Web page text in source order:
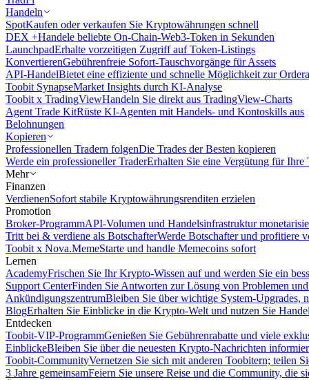
Handeln
SpotKaufen oder verkaufen Sie Kryptowährungen schnell
DEX +Handele beliebte On-Chain-Web3-Token in Sekunden
LaunchpadErhalte vorzeitigen Zugriff auf Token-Listings
KonvertierenGebührenfreie Sofort-Tauschvorgänge für Assets
API-HandelBietet eine effiziente und schnelle Möglichkeit zur
Toobit SynapseMarket Insights durch KI-Analyse
Toobit x TradingViewHandeln Sie direkt aus TradingView-Charts
Agent Trade KitRüste KI-Agenten mit Handels- und Kontoskills aus
Belohnungen
Kopieren
Professionellen Tradern folgenDie Trades der Besten kopieren
Werde ein professioneller TraderErhalten Sie eine Vergütung für Ihre
Mehr
Finanzen
VerdienenSofort stabile Kryptowährungsrenditen erzielen
Promotion
Broker-ProgrammAPI-Volumen und Handelsinfrastruktur
Tritt bei & verdiene als BotschafterWerde Botschafter und profitiere
Toobit x Nova.MemeStarte und handle Memecoins sofort
Lernen
AcademyFrischen Sie Ihr Krypto-Wissen auf und werden Sie ein
Support CenterFinden Sie Antworten zur Lösung von Problemen
AnkündigungszentrumBleiben Sie über wichtige System-Upgrades,
BlogErhalten Sie Einblicke in die Krypto-Welt und nutzen Sie
Entdecken
Toobit-VIP-ProgrammGenießen Sie Gebührenrabatte und viele
EinblickeBleiben Sie über die neuesten Krypto-Nachrichten
Toobit-CommunityVernetzen Sie sich mit anderen Toobitern; teilen
3 Jahre gemeinsamFeiern Sie unsere Reise und die Community, die